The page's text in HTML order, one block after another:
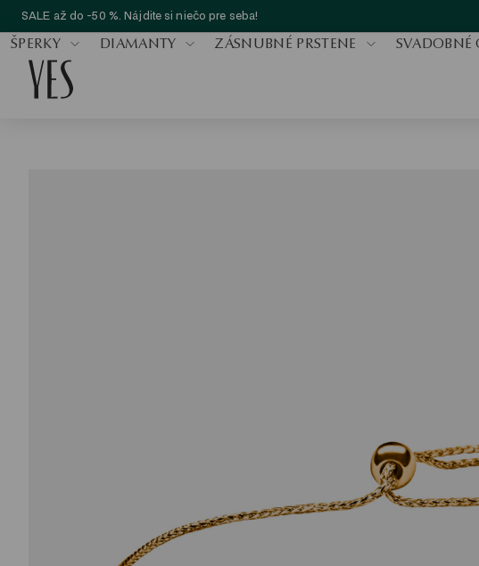
SALE až do -50 %. Nájdite si niečo pre seba!
ŠPERKY DIAMANTY ZÁSNUBNÉ PRSTENE SVADOBNÉ